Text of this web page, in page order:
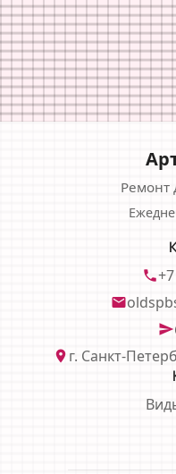
Ремонт
phone
email
send
location_on г. Санкт-